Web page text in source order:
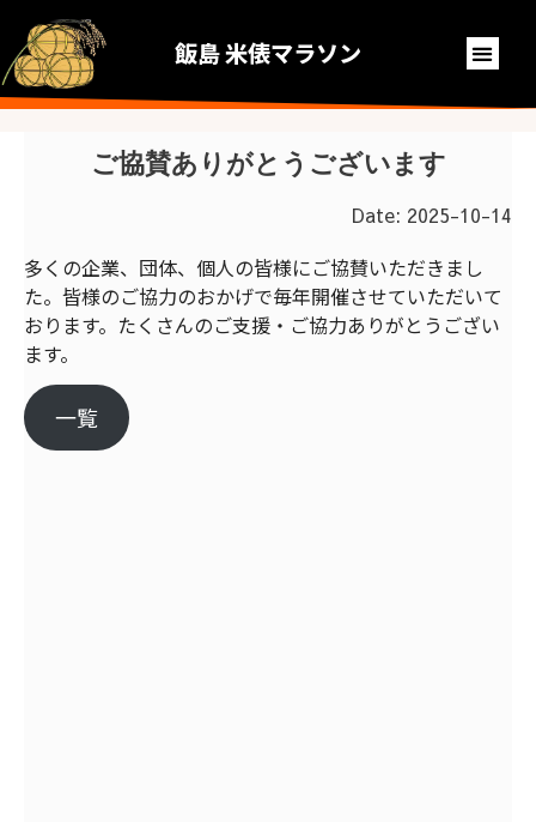
飯島 米俵マラソン
ご協賛ありがとうございます
Date: 2025-10-14
多くの企業、団体、個人の皆様にご協賛いただきまし
た。皆様のご協力のおかげで毎年開催させていただいて
おります。たくさんのご支援・ご協力ありがとうござい
ます。
一覧